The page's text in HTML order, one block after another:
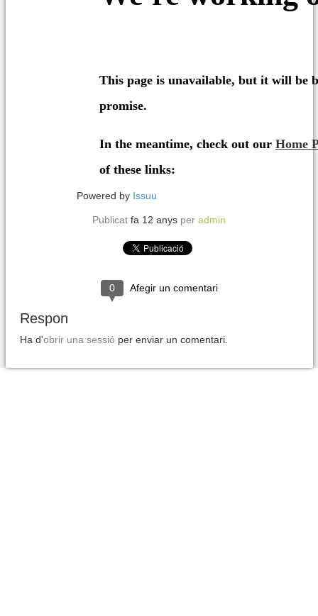
Powered by Issuu
Publicat fa 12 anys per admin
0 Afegir un comentari
Respon
Ha d'obrir una sessió per enviar un comentari.